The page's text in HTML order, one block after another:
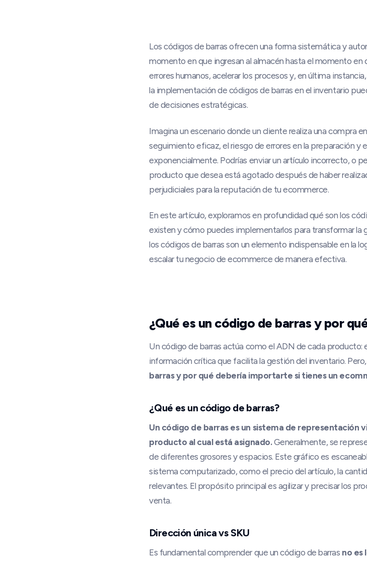
Los códigos de barras ofrecen una forma sistemática y
momento en que ingresan al almacén hasta el momento en
errores humanos, acelerar los procesos y, en última
la implementación de códigos de barras en el inventario
de decisiones estratégicas.
Imagina un escenario donde un cliente realiza una compra
seguimiento eficaz, el riesgo de errores en la preparación y
exponencialmente. Podrías enviar un artículo incorrecto, o
producto que desea está agotado después de haber
perjudiciales para la reputación de tu ecommerce.
En este artículo, exploramos en profundidad qué son los
existen y cómo puedes implementarlos para transformar la
los códigos de barras son un elemento indispensable en la
escalar tu negocio de ecommerce de manera efectiva.
¿Qué es un código de barras y por
Un código de barras actúa como el ADN de cada
información crítica que facilita la gestión del inventario. Pero,
barras y por qué debería importarte si tienes un
¿Qué es un código de barras?
Un código de barras es un sistema de representación
producto al cual está asignado.Generalmente, se
de diferentes grosores y espacios. Este gráfico es
sistema computarizado, como el precio del artículo, la
relevantes. El propósito principal es agilizar y precisar los
venta.
Dirección única vs SKU
Es fundamental comprender que un código de barras no es